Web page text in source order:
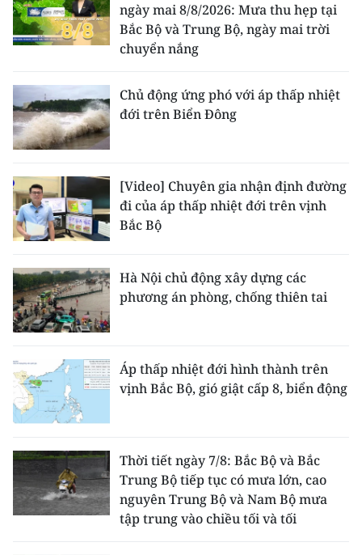
ngày mai 8/8/2026: Mưa thu hẹp tại
Bắc Bộ và Trung Bộ, ngày mai trời
chuyển nắng
Chủ động ứng phó với áp thấp nhiệt
đới trên Biển Đông
[Video] Chuyên gia nhận định đường
đi của áp thấp nhiệt đới trên vịnh
Bắc Bộ
Hà Nội chủ động xây dựng các
phương án phòng, chống thiên tai
Áp thấp nhiệt đới hình thành trên
vịnh Bắc Bộ, gió giật cấp 8, biển động
Thời tiết ngày 7/8: Bắc Bộ và Bắc
Trung Bộ tiếp tục có mưa lớn, cao
nguyên Trung Bộ và Nam Bộ mưa
tập trung vào chiều tối và tối